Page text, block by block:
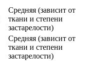
Средняя (зависит от
ткани и степени
застарелости)
Средняя (зависит от
ткани и степени
застарелости)